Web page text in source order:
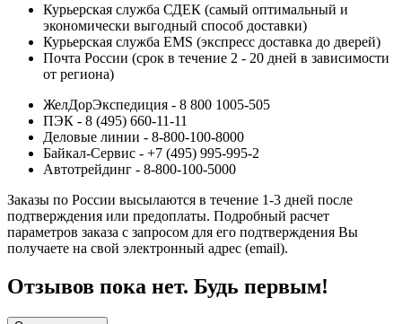
Курьерская служба СДЕК (самый оптимальный и
экономически выгодный способ доставки)
Курьерская служба EMS (экспресс доставка до дверей)
Почта России (срок в течение 2 - 20 дней в зависимости
от региона)
ЖелДорЭкспедиция - 8 800 1005-505
ПЭК - 8 (495) 660-11-11
Деловые линии - 8-800-100-8000
Байкал-Сервис - +7 (495) 995-995-2
Автотрейдинг - 8-800-100-5000
Заказы по России высылаются в течение 1-3 дней после
подтверждения или предоплаты. Подробный расчет
параметров заказа с запросом для его подтверждения Вы
получаете на свой электронный адрес (email).
Отзывов пока нет. Будь первым!